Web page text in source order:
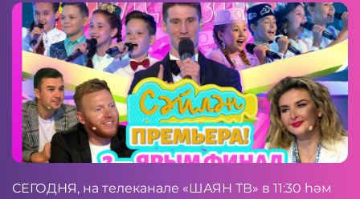
СЕГОДНЯ, на телеканале «ШАЯН ТВ» в 11:30 һәм